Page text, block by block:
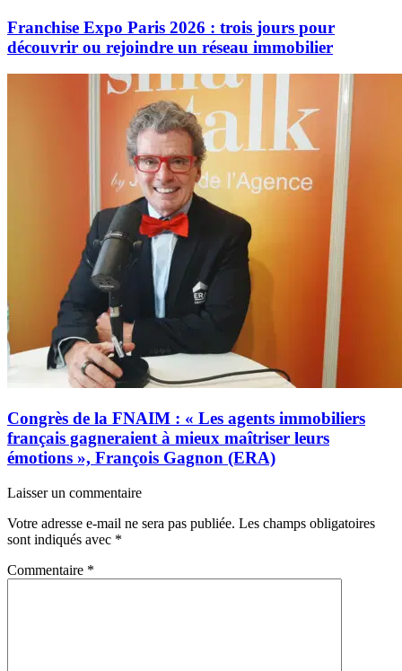
Franchise Expo Paris 2026 : trois jours pour
découvrir ou rejoindre un réseau immobilier
Congrès de la FNAIM : « Les agents immobiliers
français gagneraient à mieux maîtriser leurs
émotions », François Gagnon (ERA)
Laisser un commentaire
Votre adresse e-mail ne sera pas publiée. Les champs obligatoires
sont indiqués avec *
Commentaire *